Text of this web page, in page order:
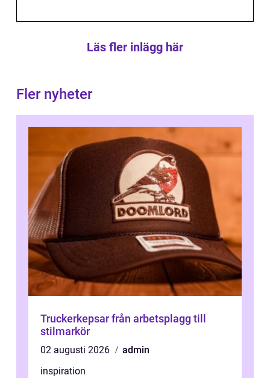
Läs fler inlägg här
Fler nyheter
Truckerkepsar från arbetsplagg till
stilmarkör
02 augusti 2026
admin
inspiration